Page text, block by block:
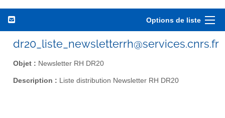
Options de liste
dr20_liste_newsletterrh@services.cnrs.fr
Objet : Newsletter RH DR20
Description : Liste distribution Newsletter RH DR20